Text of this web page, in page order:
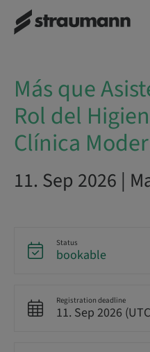
Más que Asistencia: El
Rol del Higienista en la
Más que
Rol del
Clínica
11. Sep 2026 |
Status
bookable
Registration deadline
11. Sep 2026